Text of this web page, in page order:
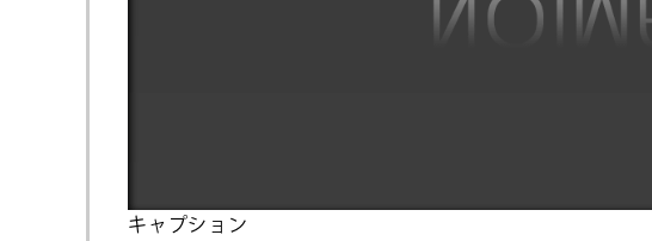
キャプション